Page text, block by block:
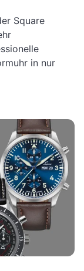
Square
in nur